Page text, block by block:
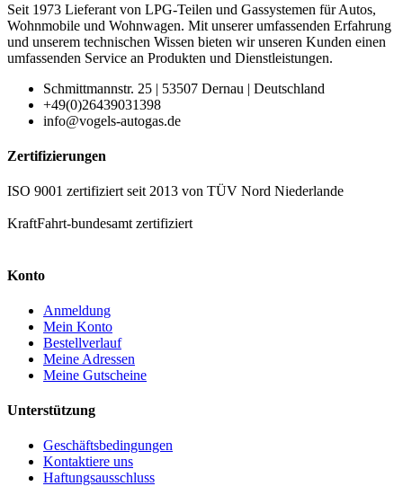
Seit 1973 Lieferant von LPG-Teilen und Gassystemen für Autos,
Wohnmobile und Wohnwagen. Mit unserer umfassenden Erfahrung
und unserem technischen Wissen bieten wir unseren Kunden einen
umfassenden Service an Produkten und Dienstleistungen.
Schmittmannstr. 25 | 53507 Dernau | Deutschland
+49(0)26439031398
info@vogels-autogas.de
Zertifizierungen
ISO 9001 zertifiziert seit 2013 von TÜV Nord Niederlande
KraftFahrt-bundesamt zertifiziert
Konto
Anmeldung
Mein Konto
Bestellverlauf
Meine Adressen
Meine Gutscheine
Unterstützung
Geschäftsbedingungen
Kontaktiere uns
Haftungsausschluss